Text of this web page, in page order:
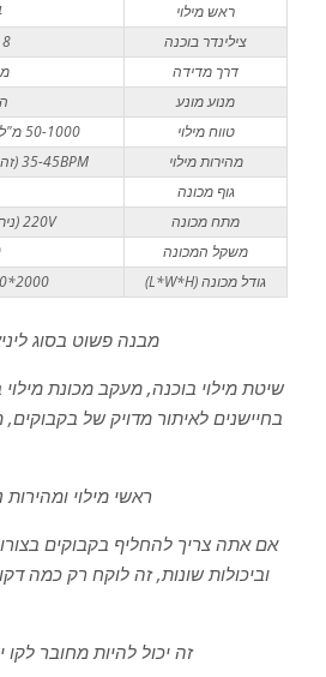
ראש מילוי
4
צילינדר בוכנה
8 צילינדרים
דרך מדידה
מנוע מונע
טווח מילוי
50-1000 מ"ל (ניתן להתאים אישית)
מהירות מילוי
35-45BPM (זה תלוי בחומר מילוי ונפח)
גוף מכונה
מתח מכונה
220V (ניתן להתאים אישית)
משקל המכונה
גודל מכונה (L*W*H)
2000*1000*1900 מ"מ
מבנה פשוט בסוג
שיטת מילוי בוכנה, מעקב מכונת
בחיישנים לאיתור מדויק של
ראשי מילוי
אם אתה צריך להחליף בקבוקים
וביכולות שונות, זה לוקח רק כמה
זה יכול להיות מחובר לקו